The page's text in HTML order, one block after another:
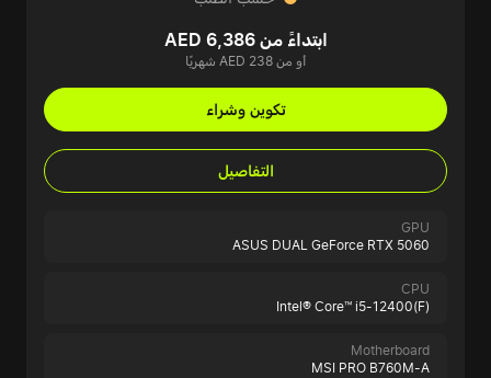
ابتداءً من AED 6,386
أو من AED 238 شهريًا
تكوين وشراء
التفاصيل
GPU
ASUS DUAL GeForce RTX 5060
CPU
Intel® Core™ i5-12400(F)
Motherboard
MSI PRO B760M-A